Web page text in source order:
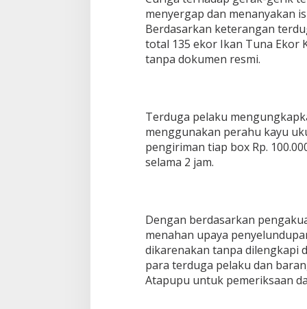
menyergap dan menanyakan
Berdasarkan keterangan
total 135 ekor Ikan Tuna Ekor
tanpa dokumen resmi.
Terduga pelaku
menggunakan perahu kayu
pengiriman tiap box Rp.
selama 2 jam.
Dengan berdasarkan
menahan upaya
dikarenakan tanpa dilengkapi
para terduga pelaku dan
Atapupu untuk pemeriksaan